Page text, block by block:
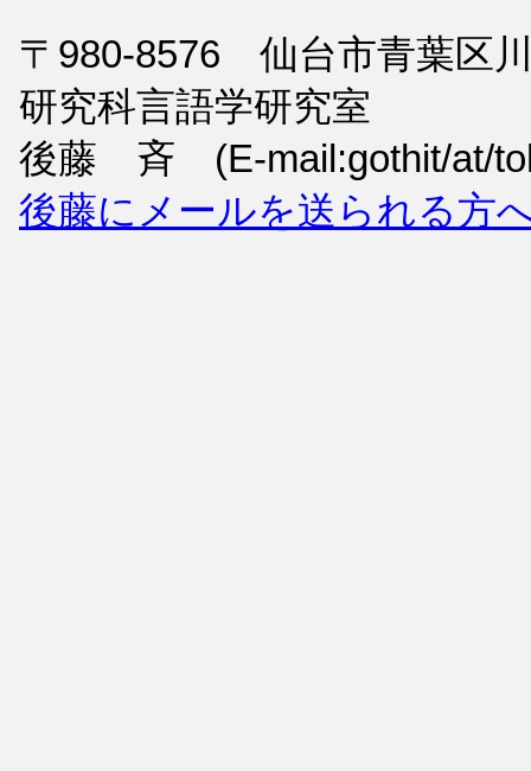
〒980-8576 仙台市青葉区
研究科言語学研究室
後藤 斉 (E-mail:gothit/at/
後藤にメールを送られる方